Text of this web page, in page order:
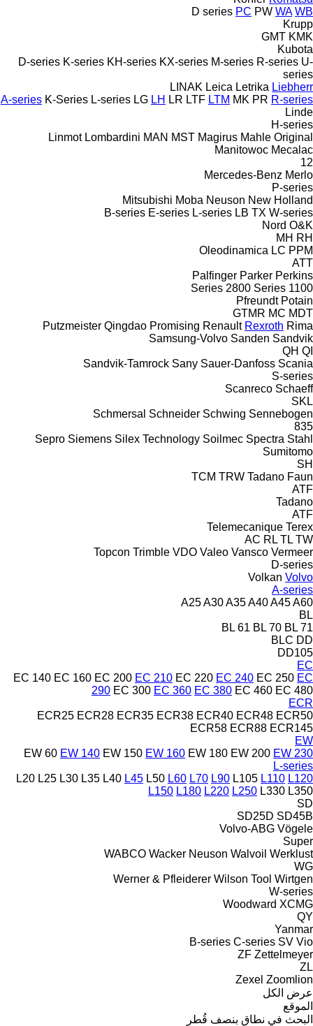
D series PC PW WA WB
Krupp
GMT KMK
Kubota
D-series K-series KH-series KX-series M-series R-series U-
series
LINAK Leica Letrika Liebherr
A-series K-Series L-series LG LH LR LTF LTM MK PR R-series
Linde
H-series
Linmot Lombardini MAN MST Magirus Mahle Original
Manitowoc Mecalac
12
Mercedes-Benz Merlo
P-series
Mitsubishi Moba Neuson New Holland
B-series E-series L-series LB TX W-series
Nord O&K
MH RH
Oleodinamica LC PPM
ATT
Palfinger Parker Perkins
1100 Series
2800 Series
Pfreundt Potain
GTMR MC MDT
Putzmeister Qingdao Promising Renault Rexroth Rima
Samsung-Volvo Sanden Sandvik
QH QI
Sandvik-Tamrock Sany Sauer-Danfoss Scania
S-series
Scanreco Schaeff
SKL
Schmersal Schneider Schwing Sennebogen
835
Sepro Siemens Silex Technology Soilmec Spectra Stahl
Sumitomo
SH
TCM TRW Tadano Faun
ATF
Tadano
ATF
Telemecanique Terex
AC RL TL TW
Topcon Trimble VDO Valeo Vansco Vermeer
D-series
Volkan Volvo
A-series
A25A30A35A40A45A60
BL
BL 61 BL 70 BL 71
BLC DD
DD105
EC
EC 140 EC 160 EC 200 EC 210 EC 220 EC 240 EC 250 EC
290 EC 300 EC 360 EC 380 EC 460 EC 480
ECR
ECR25 ECR28 ECR35 ECR38 ECR40 ECR48 ECR50
ECR58 ECR88 ECR145
EW
EW 60 EW 140 EW 150 EW 160 EW 180 EW 200 EW 230
L-series
L20 L25 L30 L35 L40 L45 L50 L60 L70 L90 L105 L110 L120
L150 L180 L220 L250 L330 L350
SD
SD25D SD45B
Volvo-ABG Vögele
Super
WABCO Wacker Neuson Walvoil Werklust
WG
Werner & Pfleiderer Wilson Tool Wirtgen
W-series
Woodward XCMG
QY
Yanmar
B-series C-series SV Vio
ZF Zettelmeyer
ZL
Zexel Zoomlion
عرض الكل
الموقع
البحث في نطاق بنصف قُطر